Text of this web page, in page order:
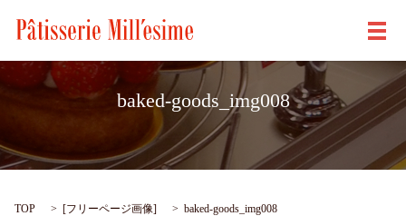
メ
baked-goods_img008
TOP [フリーページ画像] baked-goods_img008